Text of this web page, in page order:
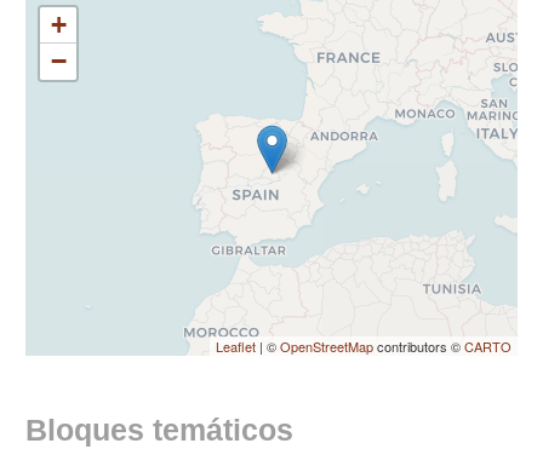
+
−
Leaflet | ©OpenStreetMapcontributors ©CARTO
Bloques temáticos